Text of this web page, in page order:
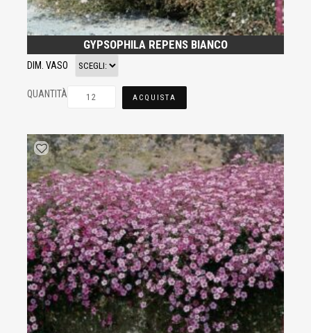
GYPSOPHILA REPENS BIANCO
DIM. VASO
QUANTITÀ ACQUISTA